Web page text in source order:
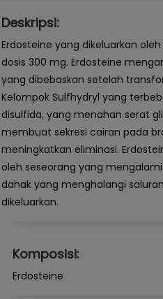
Deskripsi:
Erdosteine yang dikeluarkan
dosis 300 mg. Erdosteine
yang dibebaskan setelah
Kelompok Sulfhydryl yang
disulfida, yang menahan serat
membuat sekresi cairan pada
meningkatkan eliminasi.
oleh seseorang yang
dahak yang menghalangi
dikeluarkan.
Komposisi:
Erdosteine